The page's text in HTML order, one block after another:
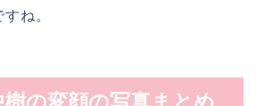
ね。